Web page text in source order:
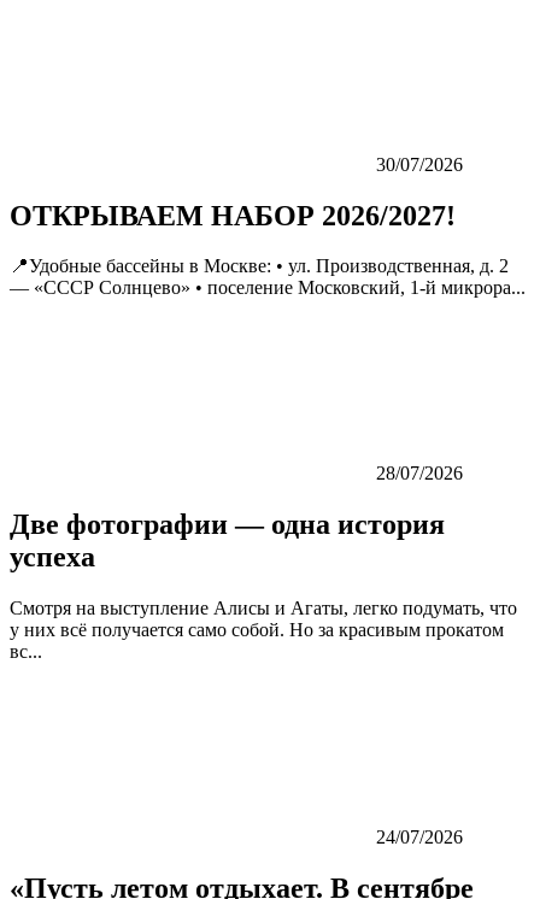
30/07/2026
ОТКРЫВАЕМ НАБОР 2026/2027!
📍Удобные бассейны в Москве: • ул. Производственная, д. 2
— «СССР Солнцево» • поселение Московский, 1-й микрора...
28/07/2026
Две фотографии — одна история
успеха
Смотря на выступление Алисы и Агаты, легко подумать, что
у них всё получается само собой. Но за красивым прокатом
вс...
24/07/2026
«Пусть летом отдыхает. В сентябре